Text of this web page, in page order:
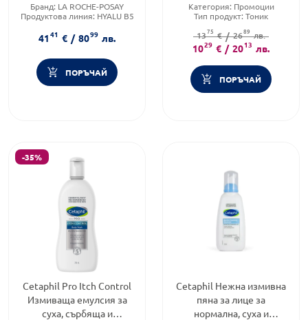
Бранд: LA ROCHE-POSAY
Продуктова линия: HYALU B5
Дермокозметика
4141 € / 8099 лв.
ПОРЪЧАЙ
Категория: Промоции
Тип продукт: Тоник
1375 € / 2689 лв.
1029 € / 2013 лв.
ПОРЪЧАЙ
-35%
Cetaphil Pro Itch Control
Измиваща емулсия за
суха, сърбяща и
Cetaphil Нежна измивна
пяна за лице за
нормална, суха и